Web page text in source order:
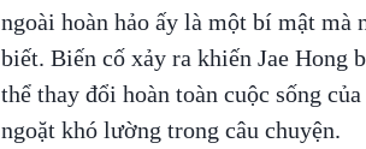
ngoài hoàn hảo ấy là một bí mật mà
biết. Biến cố xảy ra khiến Jae Hong
thể thay đổi hoàn toàn cuộc sống
ngoặt khó lường trong câu chuyện.